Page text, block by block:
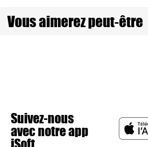
Vous aimerez peut-être
Suivez-nous
avec notre app